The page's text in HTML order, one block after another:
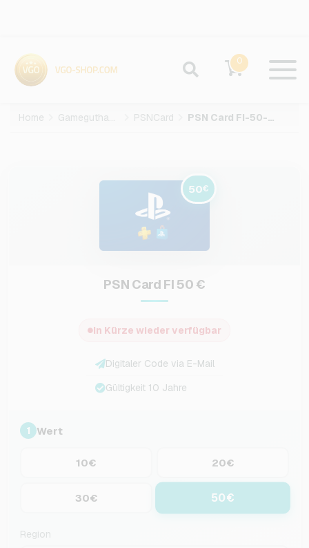
0
Home Gameguthaben PSNCard PSN Card FI-50-EUR
50€
PSN Card FI 50 €
In Kürze wieder verfügbar
Digitaler Code via E-Mail
Gültigkeit 10 Jahre
1 Wert
10€ 20€
30€ 50€
Region